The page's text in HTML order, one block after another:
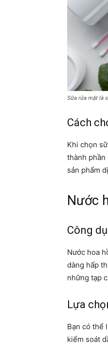
Sữa rửa mặt là
Cách
Khi chọn
thành phần
sản phẩm
Nước
Công
Nước hoa
dàng hấp
những tạp
Lựa
Bạn có thể
kiểm soát